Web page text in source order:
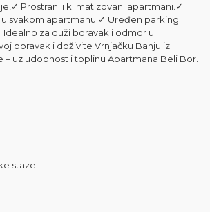
Prostrani i klimatizovani apartmani.✓
svakom apartmanu.✓ Uređen parking
za duži boravak i odmor u
boravak i doživite Vrnjačku Banju iz
uz udobnost i toplinu Apartmana Beli Bor.
staze